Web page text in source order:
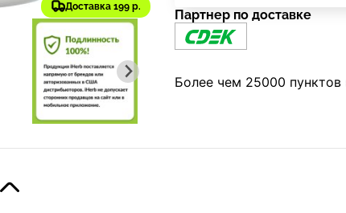
Доставка 199 р.
Партнер по доставке
Более чем 25000